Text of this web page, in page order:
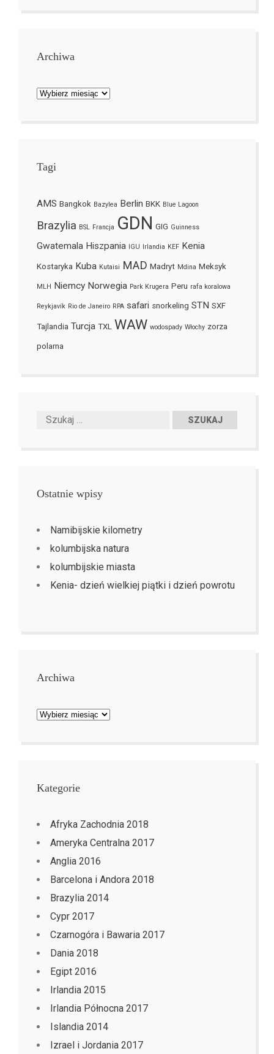
Archiwa
Archiwa
Tagi
AMS Bangkok Bazylea Berlin BKK Blue Lagoon
Brazylia BSL Francja GDN GIG Guinness
Gwatemala Hiszpania IGU Irlandia KEF Kenia
Kostaryka Kuba Kutaisi MAD Madryt Mdina Meksyk
MLH Niemcy Norwegia Park Krugera Peru rafa koralowa
Reykjavík Rio de Janeiro RPA safari snorkeling STN SXF
Tajlandia Turcja TXL WAW wodospady Włochy zorza
polarna
Ostatnie wpisy
Namibijskie kilometry
kolumbijska natura
kolumbijskie miasta
Kenia- dzień wielkiej piątki i dzień powrotu
Archiwa
Archiwa
Kategorie
Afryka Zachodnia 2018
Ameryka Centralna 2017
Anglia 2016
Barcelona i Andora 2018
Brazylia 2014
Cypr 2017
Czarnogóra i Bawaria 2017
Dania 2018
Egipt 2016
Irlandia 2015
Irlandia Północna 2017
Islandia 2014
Izrael i Jordania 2017